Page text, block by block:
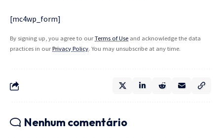
[mc4wp_form]
By signing up, you agree to ourTerms of Use and acknowledge the data
practices in ourPrivacy Policy. You may unsubscribe at any time.
Nenhum comentário